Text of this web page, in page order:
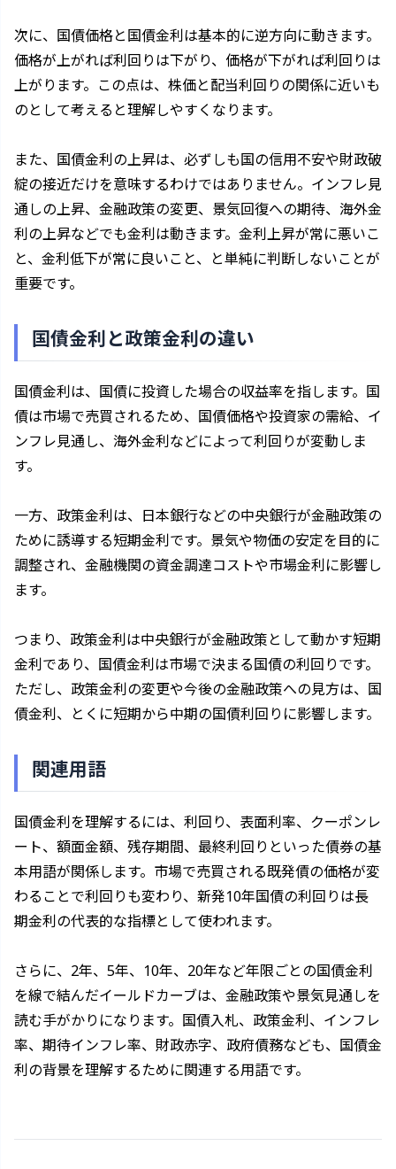
次に、国債価格と国債金利は基本的に逆方向に動きます。
価格が上がれば利回りは下がり、価格が下がれば利回りは
上がります。この点は、株価と配当利回りの関係に近いも
のとして考えると理解しやすくなります。
また、国債金利の上昇は、必ずしも国の信用不安や財政破
綻の接近だけを意味するわけではありません。インフレ見
通しの上昇、金融政策の変更、景気回復への期待、海外金
利の上昇などでも金利は動きます。金利上昇が常に悪いこ
と、金利低下が常に良いこと、と単純に判断しないことが
重要です。
国債金利と政策金利の違い
国債金利は、国債に投資した場合の収益率を指します。国
債は市場で売買されるため、国債価格や投資家の需給、イ
ンフレ見通し、海外金利などによって利回りが変動しま
す。
一方、政策金利は、日本銀行などの中央銀行が金融政策の
ために誘導する短期金利です。景気や物価の安定を目的に
調整され、金融機関の資金調達コストや市場金利に影響し
ます。
つまり、政策金利は中央銀行が金融政策として動かす短期
金利であり、国債金利は市場で決まる国債の利回りです。
ただし、政策金利の変更や今後の金融政策への見方は、国
債金利、とくに短期から中期の国債利回りに影響します。
関連用語
国債金利を理解するには、利回り、表面利率、クーポンレ
ート、額面金額、残存期間、最終利回りといった債券の基
本用語が関係します。市場で売買される既発債の価格が変
わることで利回りも変わり、新発10年国債の利回りは長
期金利の代表的な指標として使われます。
さらに、2年、5年、10年、20年など年限ごとの国債金利
を線で結んだイールドカーブは、金融政策や景気見通しを
読む手がかりになります。国債入札、政策金利、インフレ
率、期待インフレ率、財政赤字、政府債務なども、国債金
利の背景を理解するために関連する用語です。